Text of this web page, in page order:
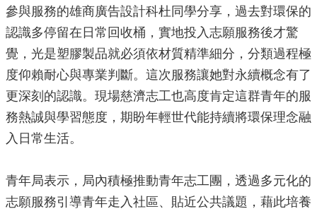
安
全
政
策
政
府
網
站
資
開
宣
參與服務的雄商廣告設計科杜同學分享，過去對環保的
認識多停留在日常回收桶，實地投入志願服務後才驚
覺，光是塑膠製品就必須依材質精準細分，分類過程極
度仰賴耐心與專業判斷。這次服務讓她對永續概念有了
更深刻的認識。現場慈濟志工也高度肯定這群青年的服
務熱誠與學習態度，期盼年輕世代能持續將環保理念融
入日常生活。
青年局表示，局內積極推動青年志工團，透過多元化的
志願服務引導青年走入社區、貼近公共議題，藉此培養